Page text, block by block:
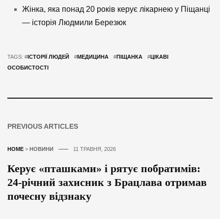
Жінка, яка понад 20 років керує лікарнею у Піщанці
— історія Людмили Березюк
TAGS: # ІСТОРІЇ ЛЮДЕЙ #МЕДИЦИНА #ПІЩАНКА #ЦІКАВІ
ОСОБИСТОСТІ
PREVIOUS ARTICLES
HOME > НОВИНИ 11 ТРАВНЯ, 2026
Керує «пташками» і рятує побратимів:
24-річний захисник з Брацлава отримав
почесну відзнаку